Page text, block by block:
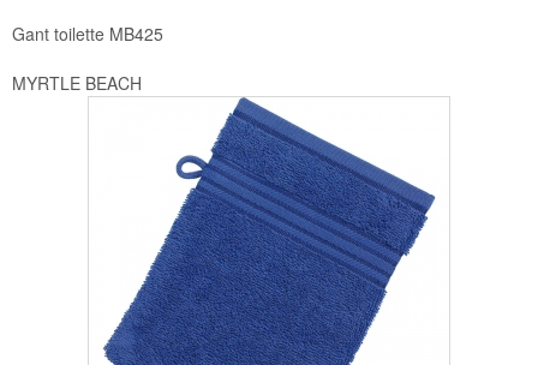
Gant toilette MB425
MYRTLE BEACH